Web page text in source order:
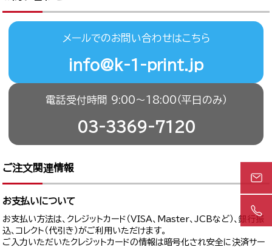
メールでのお問い合わせはこちら
info@k-1-print.jp
電話受付時間 9:00〜18:00（平日のみ）
03-3369-7120
ご注文関連情報
お支払いについて
お支払い方法は、クレジットカード（VISA、Master、JCBなど）、銀行振
込、コレクト（代引き）がご利用いただけます。
ご入力いただいたクレジットカードの情報は暗号化され安全に決済サー